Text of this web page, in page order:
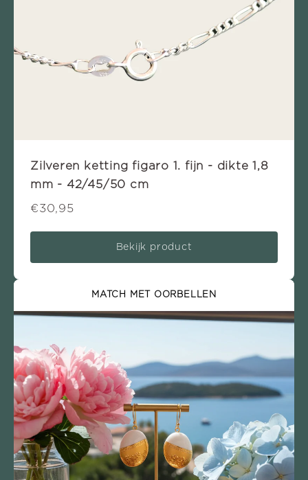
Zilveren ketting figaro 1. fijn - dikte 1,8
mm - 42/45/50 cm
€30,95
Bekijk product
MATCH MET OORBELLEN